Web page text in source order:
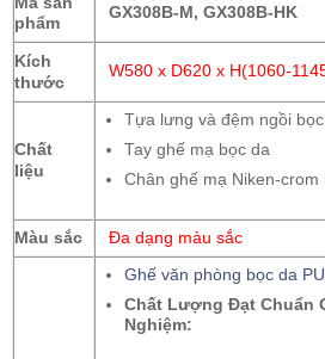
phẩm
GX308B-M, GX308B-HK
Kích
thước
W580 x D620 x H(1060-
Chất
liệu
Tựa lưng và đệm ngồi
Tay ghế mạ bọc da
Chân ghế mạ Niken-
Màu sắc Đa dạng màu sắc
Ghế văn phòng bọc da PU
Chất Lượng Đạt Chuẩn
Nghiệm: